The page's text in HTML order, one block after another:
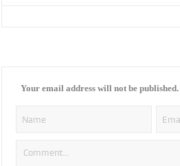
Your email address will not be published.